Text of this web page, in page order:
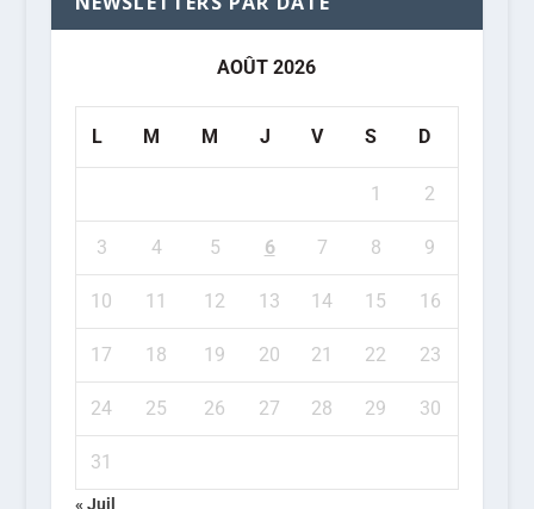
AOÛT 2026
L M M J V S D
1 2
3 4 5 6 7 8 9
10 11 12 13 14 15 16
17 18 19 20 21 22 23
24 25 26 27 28 29 30
31
« Juil